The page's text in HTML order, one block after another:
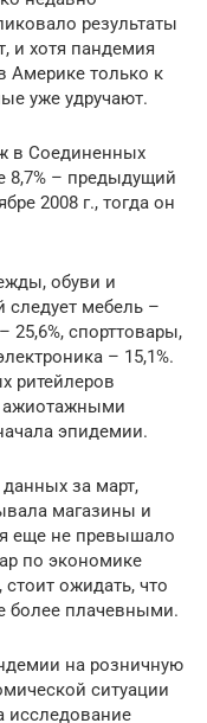
результаты
и хотя пандемия
Америке только к
уже удручают.
в Соединенных
8,7% – предыдущий
2008 г., тогда он
обуви и
следует мебель –
25,6%, спорттовары,
– 15,1%.
ритейлеров
ажиотажными
эпидемии.
за март,
магазины и
еще не превышало
по экономике
ожидать, что
более плачевными.
на розничную
ситуации
исследование